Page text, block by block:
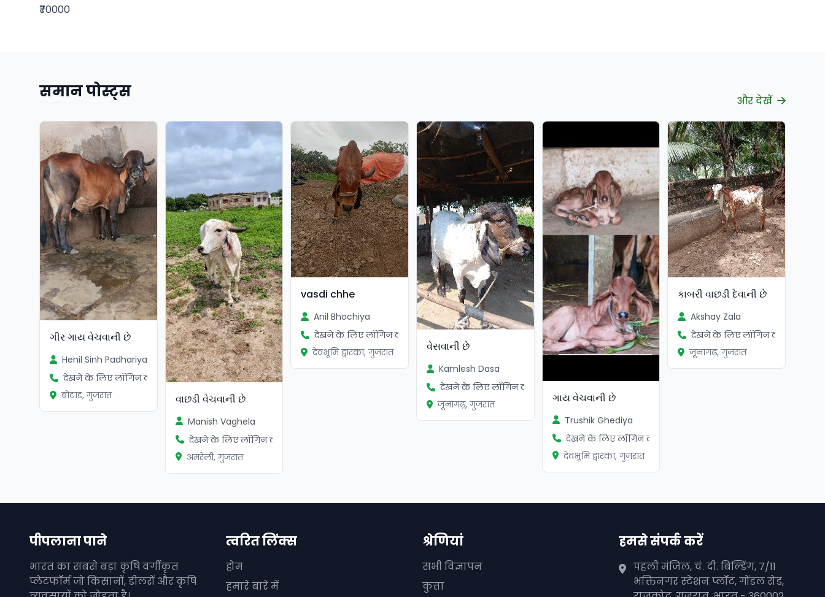
₹70000
समान पोस्ट्स और देखें
ગીર ગાય વેચવાની છે
Henil Sinh Padhariya
देखने के लिए लॉगिन करें
बोटाड, गुजरात
વાછડી વેચવાની છે
Manish Vaghela
देखने के लिए लॉगिन करें
अमरेली, गुजरात
vasdi chhe
Anil Bhochiya
देखने के लिए लॉगिन करें
देवभूमि द्वारका, गुजरात
વેસવાની છે
Kamlesh Dasa
देखने के लिए लॉगिन करें
जूनागढ़, गुजरात
ગાય વેચવાની છે
Trushik Ghediya
देखने के लिए लॉगिन करें
देवभूमि द्वारका, गुजरात
કાબરી વાછડી દેવાની છે
Akshay Zala
देखने के लिए लॉगिन करें
जूनागढ़, गुजरात
पीपलाना पाने
भारत का सबसे बड़ा कृषि वर्गीकृत
प्लेटफॉर्म जो किसानों, डीलरों और कृषि
त्वरित लिंक्स
होम
हमारे बारे में
श्रेणियां
सभी विज्ञापन
कुत्ता
हमसे संपर्क करें
पहली मंजिल, चं. दी. बिल्डिंग, 7/11
भक्तिनगर स्टेशन प्लॉट, गोंडल रोड,